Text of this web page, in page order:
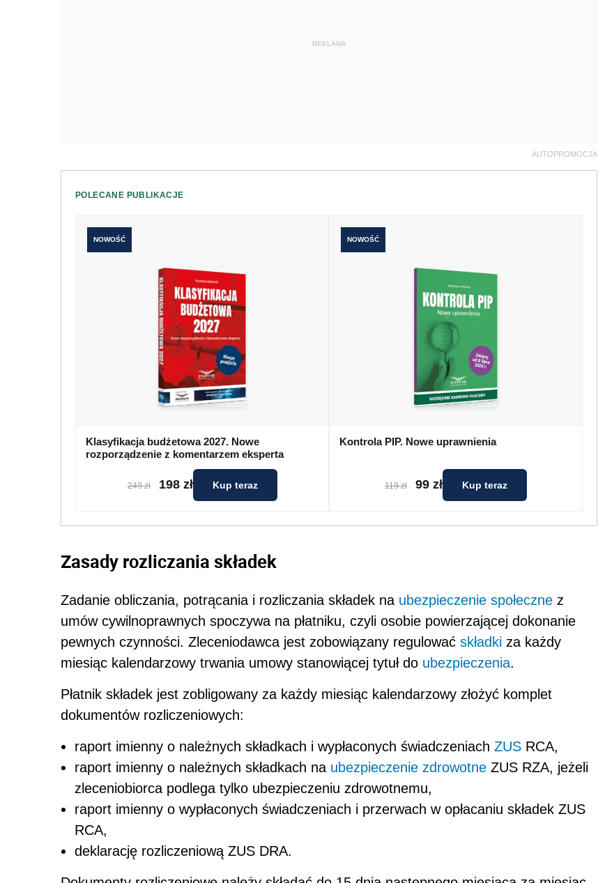
REKLAMA
AUTOPROMOCJA
POLECANE PUBLIKACJE
NOWOŚĆ
Klasyfikacja budżetowa 2027. Nowe
rozporządzenie z komentarzem eksperta
249 zł 198 zł Kup teraz
NOWOŚĆ
Kontrola PIP. Nowe uprawnienia
119 zł 99 zł Kup teraz
Zasady rozliczania składek
Zadanie obliczania, potrącania i rozliczania składek na ubezpieczenie społeczne z
umów cywilnoprawnych spoczywa na płatniku, czyli osobie powierzającej dokonanie
pewnych czynności. Zleceniodawca jest zobowiązany regulować składki za każdy
miesiąc kalendarzowy trwania umowy stanowiącej tytuł do ubezpieczenia.
Płatnik składek jest zobligowany za każdy miesiąc kalendarzowy złożyć komplet
dokumentów rozliczeniowych:
raport imienny o należnych składkach i wypłaconych świadczeniach ZUS RCA,
raport imienny o należnych składkach na ubezpieczenie zdrowotne ZUS RZA, jeżeli
zleceniobiorca podlega tylko ubezpieczeniu zdrowotnemu,
raport imienny o wypłaconych świadczeniach i przerwach w opłacaniu składek ZUS
RCA,
deklarację rozliczeniową ZUS DRA.